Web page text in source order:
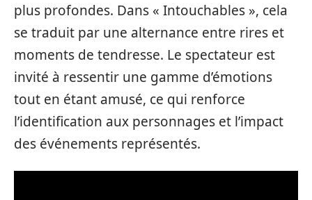
plus profondes. Dans « Intouchables », cela
se traduit par une alternance entre rires et
moments de tendresse. Le spectateur est
invité à ressentir une gamme d’émotions
tout en étant amusé, ce qui renforce
l’identification aux personnages et l’impact
des événements représentés.